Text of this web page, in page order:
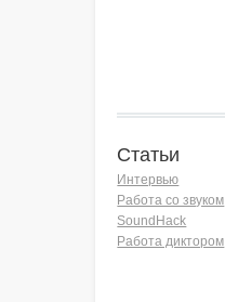
Статьи
Интервью
Работа со звуком
SoundHack
Работа диктором